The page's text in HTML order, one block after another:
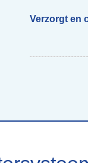
Verzorgt en